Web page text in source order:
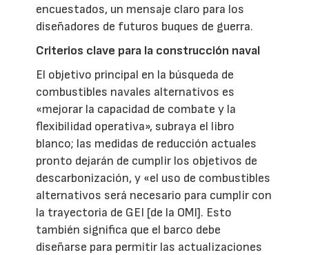
encuestados, un mensaje claro para los
diseñadores de futuros buques de guerra.
Criterios clave para la construcción naval
El objetivo principal en la búsqueda de
combustibles navales alternativos es
«mejorar la capacidad de combate y la
flexibilidad operativa», subraya el libro
blanco; las medidas de reducción actuales
pronto dejarán de cumplir los objetivos de
descarbonización, y «el uso de combustibles
alternativos será necesario para cumplir con
la trayectoria de GEI [de la OMI]. Esto
también significa que el barco debe
diseñarse para permitir las actualizaciones